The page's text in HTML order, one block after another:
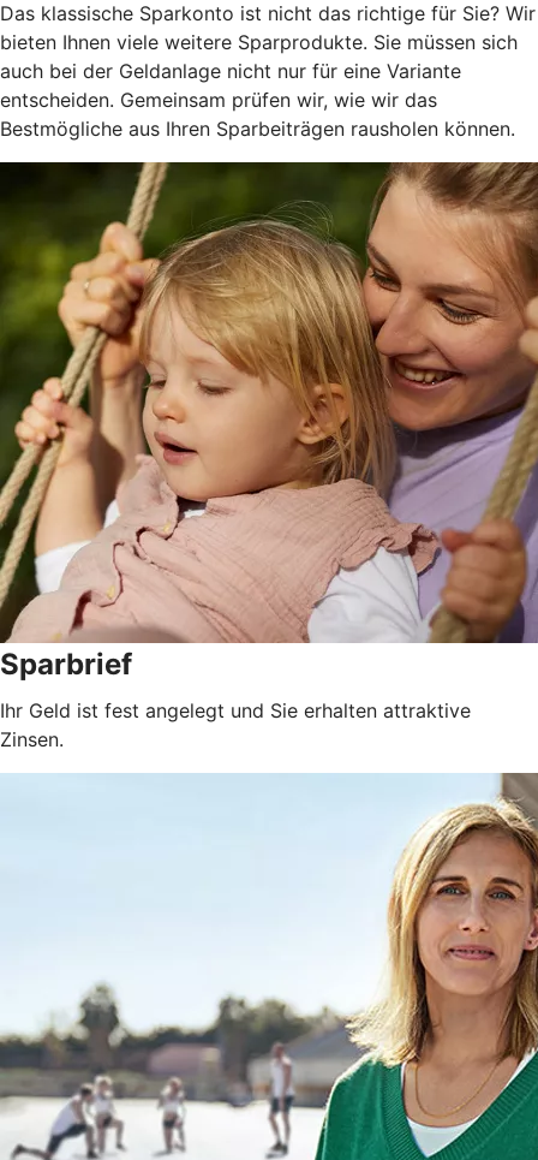
Das klassische Sparkonto ist nicht das richtige für Sie? Wir
bieten Ihnen viele weitere Sparprodukte. Sie müssen sich
auch bei der Geldanlage nicht nur für eine Variante
entscheiden. Gemeinsam prüfen wir, wie wir das
Bestmögliche aus Ihren Sparbeiträgen rausholen können.
Sparbrief
Ihr Geld ist fest angelegt und Sie erhalten attraktive
Zinsen.